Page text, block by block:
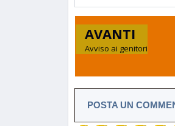
AVANTI
Avviso ai genitori
POSTA UN